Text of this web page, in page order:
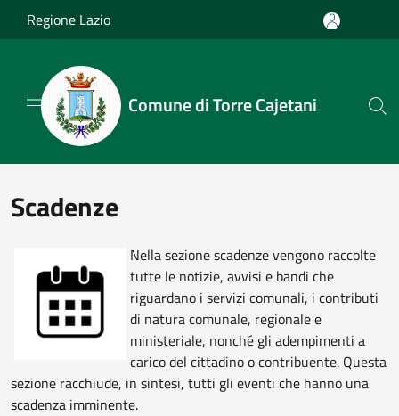
Salta al contenuto principale
Regione Lazio
Comune di Torre Cajetani
Scadenze
Nella sezione scadenze vengono raccolte
tutte le notizie, avvisi e bandi che
riguardano i servizi comunali, i contributi
di natura comunale, regionale e
ministeriale, nonché gli adempimenti a
carico del cittadino o contribuente. Questa
sezione racchiude, in sintesi, tutti gli eventi che hanno una
scadenza imminente.